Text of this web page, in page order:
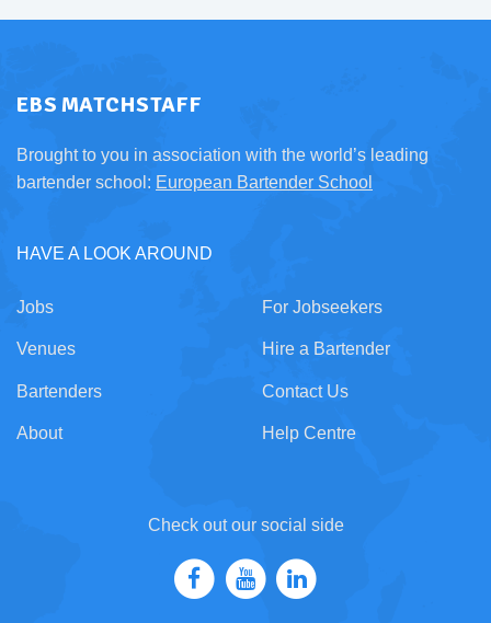
EBS MATCHSTAFF
Brought to you in association with the world’s leading
bartender school: European Bartender School
HAVE A LOOK AROUND
Jobs
Venues
Bartenders
About
For Jobseekers
Hire a Bartender
Contact Us
Help Centre
Check out our social side